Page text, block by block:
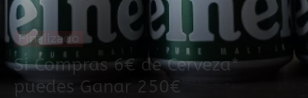
Finalizado
Si Compras 6€ de Cerveza*
puedes Ganar 250€